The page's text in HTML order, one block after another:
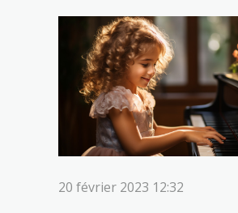
20 février 2023 12:32